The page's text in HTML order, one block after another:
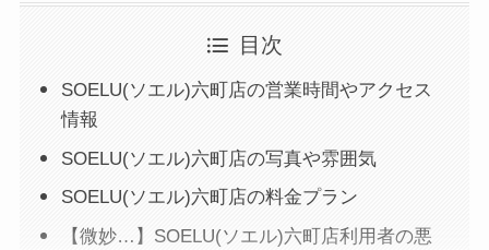
目次
SOELU(ソエル)六町店の営業時間やアクセス
情報
SOELU(ソエル)六町店の写真や雰囲気
SOELU(ソエル)六町店の料金プラン
【微妙…】SOELU(ソエル)六町店利用者の悪